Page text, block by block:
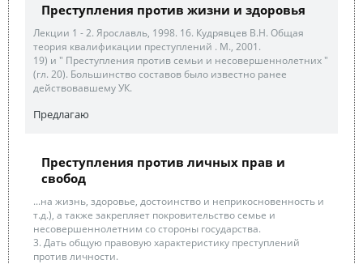
Преступления против жизни и здоровья
Лекции 1 - 2. Ярославль, 1998. 16. Кудрявцев В.Н. Общая
теория квалификации преступлений . М., 2001.
19) и " Преступления против семьи и несовершеннолетних "
(гл. 20). Большинство составов было известно ранее
действовавшему УК.
Предлагаю
Преступления против личных прав и
свобод
...на жизнь, здоровье, достоинство и неприкосновенность и
т.д.), а также закрепляет покровительство семье и
несовершеннолетним со стороны государства.
3. Дать общую правовую характеристику преступлений
против личности.